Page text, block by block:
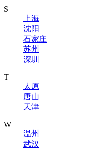
S
上海
沈阳
石家庄
苏州
深圳
T
太原
唐山
天津
W
温州
武汉